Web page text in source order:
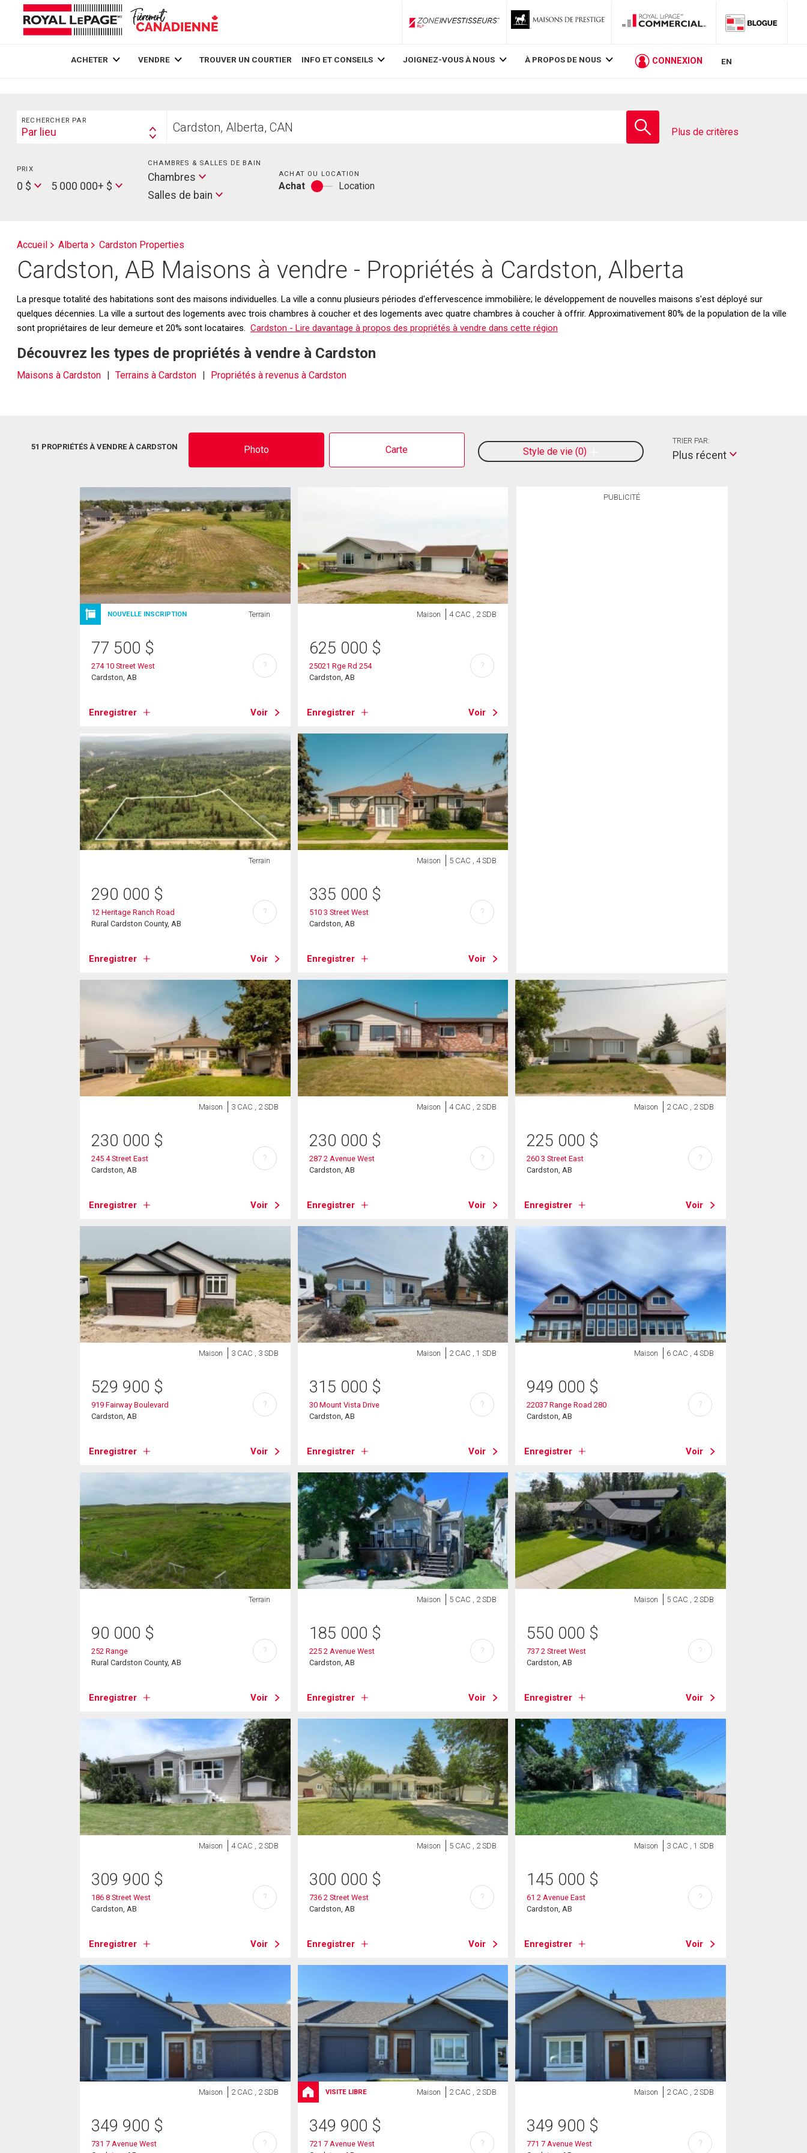
ZoneInvestisseurs RLP
ACHETER VENDRE TROUVER UN COURTIER INFO ET CONSEILS JOIGNEZ-VOUS À NOUS À PROPOS DE NOUS CONNEXION EN
Rechercher
RECHERCHER PAR
Search
Par lieu
votre
Plus de critères
PRIX
Price
0 $
Max
5 000 000+ $
CHAMBRES & SALLES DE BAIN
Chambres
bain
Salles de bain
ACHAT OU LOCATION
Achat
Achat
Location
Accueil Alberta Cardston Properties
Cardston, AB Maisons à vendre - Propriétés à Cardston, Alberta
La presque totalité des habitations sont des maisons individuelles. La ville a connu plusieurs périodes d'effervescence immobilière; le développement de nouvelles maisons s'est déployé sur
quelques décennies. La ville a surtout des logements avec trois chambres à coucher et des logements avec quatre chambres à coucher à offrir. Approximativement 80% de la population de la ville
sont propriétaires de leur demeure et 20% sont locataires. Cardston - Lire davantage à propos des propriétés à vendre dans cette région
Découvrez les types de propriétés à vendre à Cardston
Maisons à Cardston Terrains à Cardston Propriétés à revenus à Cardston
51 PROPRIÉTÉS À VENDRE À CARDSTON Photo Carte Style de vie 0
TRIER PAR:
Plus récent
PUBLICITÉ
NOUVELLE INSCRIPTION Terrain
77 500 $
274 10 Street West
Cardston, AB
Enregistrer Voir
?
Maison 4 CAC , 2 SDB
625 000 $
25021 Rge Rd 254
Cardston, AB
Enregistrer Voir
?
Terrain
290 000 $
12 Heritage Ranch Road
Rural Cardston County, AB
Enregistrer Voir
?
Maison 5 CAC , 4 SDB
335 000 $
510 3 Street West
Cardston, AB
Enregistrer Voir
?
Maison 3 CAC , 2 SDB
230 000 $
245 4 Street East
Cardston, AB
Enregistrer Voir
?
Maison 4 CAC , 2 SDB
230 000 $
287 2 Avenue West
Cardston, AB
Enregistrer Voir
?
Maison 2 CAC , 2 SDB
225 000 $
260 3 Street East
Cardston, AB
Enregistrer Voir
?
Maison 3 CAC , 3 SDB
529 900 $
919 Fairway Boulevard
Cardston, AB
Enregistrer Voir
?
Maison 2 CAC , 1 SDB
315 000 $
30 Mount Vista Drive
Cardston, AB
Enregistrer Voir
?
Maison 6 CAC , 4 SDB
949 000 $
22037 Range Road 280
Cardston, AB
Enregistrer Voir
?
Terrain
90 000 $
252 Range
Rural Cardston County, AB
Enregistrer Voir
?
Maison 5 CAC , 2 SDB
185 000 $
225 2 Avenue West
Cardston, AB
Enregistrer Voir
?
Maison 5 CAC , 2 SDB
550 000 $
737 2 Street West
Cardston, AB
Enregistrer Voir
?
Maison 4 CAC , 2 SDB
309 900 $
186 8 Street West
Cardston, AB
Enregistrer Voir
?
Maison 5 CAC , 2 SDB
300 000 $
736 2 Street West
Cardston, AB
Enregistrer Voir
?
Maison 3 CAC , 1 SDB
145 000 $
61 2 Avenue East
Cardston, AB
Enregistrer Voir
?
Maison 2 CAC , 2 SDB
349 900 $
731 7 Avenue West
?
VISITE LIBRE Maison 2 CAC , 2 SDB
349 900 $
721 7 Avenue West
?
Maison 2 CAC , 2 SDB
349 900 $
771 7 Avenue West
?